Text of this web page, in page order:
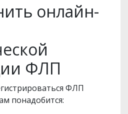
онлайн-
ФЛП
ФЛП
понадобится: